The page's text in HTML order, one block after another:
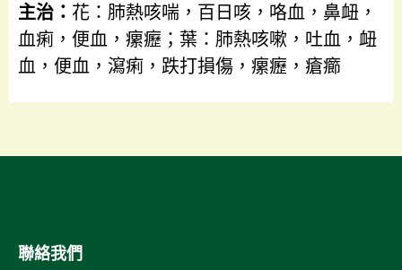
主治： 花：肺熱咳喘，百日咳，咯血，鼻衄，
血痢，便血，瘰癧；葉：肺熱咳嗽，吐血，衄
血，便血，瀉痢，跌打損傷，瘰癧，瘡癤
聯絡我們